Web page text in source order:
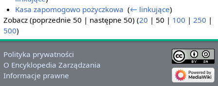
Kasa zapomogowo pożyczkowa ‎(← linkujące)
Zobacz (poprzednie 50 | następne 50) (20 | 50 | 100 | 250 |
500)
Polityka prywatności
O Encyklopedia Zarządzania
Informacje prawne